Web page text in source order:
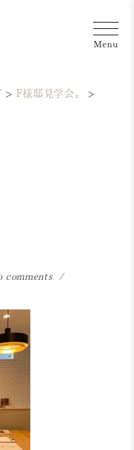
> F様邸見学会。
>
comments